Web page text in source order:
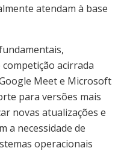
atendam à base
acirrada
Meet e Microsoft
para versões mais
novas atualizações e
a necessidade de
operacionais